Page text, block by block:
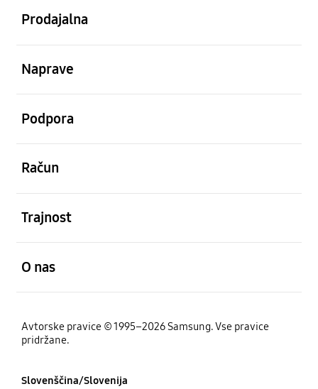
Prodajalna
Naprave
Podpora
Račun
Trajnost
O nas
Avtorske pravice © 1995–2026 Samsung. Vse pravice
pridržane.
Slovenščina/Slovenija